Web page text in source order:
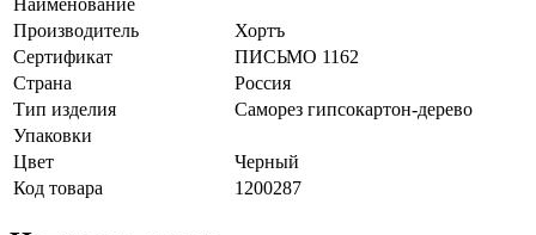
Производитель
Хортъ
Сертификат
ПИСЬМО 1162
Страна
Россия
Тип изделия
Саморез гипсокартон-дерево
Упаковки
Цвет
Черный
Код товара
1200287